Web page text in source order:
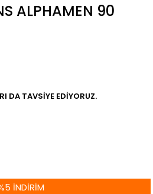
ALPHAMEN 90
DA TAVSIYE EDIYORUZ.
5 İNDIRIM